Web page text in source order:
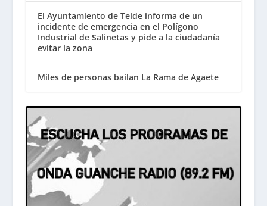
El Ayuntamiento de Telde informa de un
incidente de emergencia en el Polígono
Industrial de Salinetas y pide a la ciudadanía
evitar la zona
Miles de personas bailan La Rama de Agaete